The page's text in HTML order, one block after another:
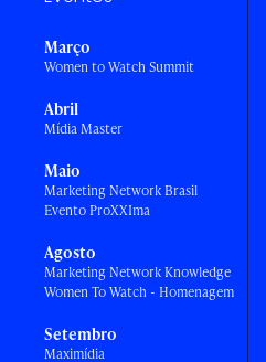
Março
Women to Watch Summit
Abril
Mídia Master
Maio
Marketing Network Brasil
Evento ProXXIma
Agosto
Marketing Network Knowledge
Women To Watch - Homenagem
Setembro
Maximídia